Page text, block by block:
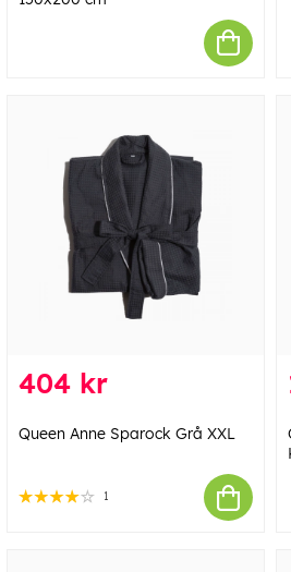
404 kr
Queen Anne Sparock Grå XXL
1